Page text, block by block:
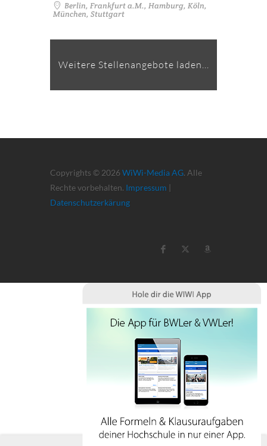
Berlin, Frankfurt a.M., Hamburg, Köln,
München, Stuttgart
Weitere Stellenangebote laden...
Copyrights © 2026 WiWi-Media AG. Alle
Rechte vorbehalten. Impressum |
Datenschutzerkärung